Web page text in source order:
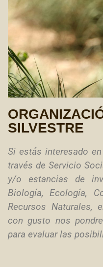
SILVESTRE
Si estás interesado
través de Servicio
y/o estancias de
Biología, Ecología,
Recursos Naturales,
con gusto nos
para evaluar las